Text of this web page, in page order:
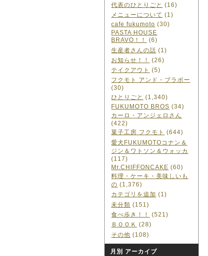
代表のひとりごと (16)
メニューについて (1)
cafe fukumoto (30)
PASTA HOUSE
BRAVO！！
(6)
生産者さんの話 (1)
お知らせ！！
(26)
テイクアウト (5)
フクモト アンド・ブラボー
(30)
ひとりごと (1,340)
FUKUMOTO BROS (34)
カーロ・アンジェロさん
(422)
菓子工房 フクモト (644)
愛犬FUKUMOTOコナン＆
ジン＆ワトソン＆ウォッカ
(117)
Mr.CHIFFONCAKE (60)
料理・ケーキ・美味しいも
の (1,376)
カテゴリを追加 (1)
未分類 (151)
食べ歩き！！
(521)
ＢＯＯＫ (28)
その他 (108)
月別 アーカイブ